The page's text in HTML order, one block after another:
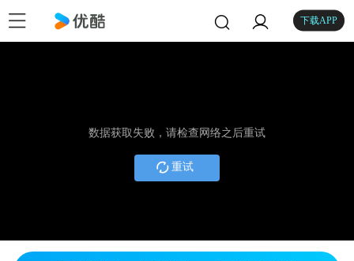
下载APP
数据获取失败，请检查网络之后重试
重试